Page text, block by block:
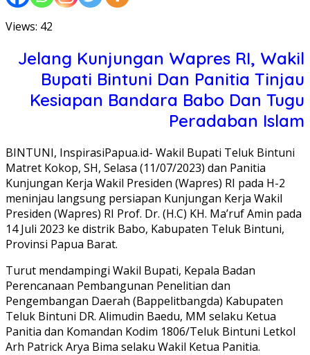
Views: 42
Jelang Kunjungan Wapres RI, Wakil
Bupati Bintuni Dan Panitia Tinjau
Kesiapan Bandara Babo Dan Tugu
Peradaban Islam
BINTUNI, InspirasiPapua.id- Wakil Bupati Teluk Bintuni
Matret Kokop, SH, Selasa (11/07/2023) dan Panitia
Kunjungan Kerja Wakil Presiden (Wapres) RI pada H-2
meninjau langsung persiapan Kunjungan Kerja Wakil
Presiden (Wapres) RI Prof. Dr. (H.C) KH. Ma’ruf Amin pada
14 Juli 2023 ke distrik Babo, Kabupaten Teluk Bintuni,
Provinsi Papua Barat.
Turut mendampingi Wakil Bupati, Kepala Badan
Perencanaan Pembangunan Penelitian dan
Pengembangan Daerah (Bappelitbangda) Kabupaten
Teluk Bintuni DR. Alimudin Baedu, MM selaku Ketua
Panitia dan Komandan Kodim 1806/Teluk Bintuni Letkol
Arh Patrick Arya Bima selaku Wakil Ketua Panitia.